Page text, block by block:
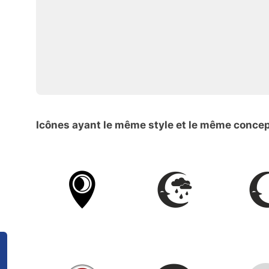
Icônes ayant le même style et le même